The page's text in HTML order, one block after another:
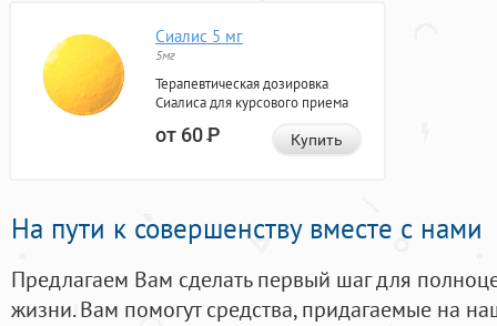
Сиалис 5 мг
5мг
Терапевтическая дозировка
Сиалиса для курсового приема
от 60Р Купить
На пути к совершенству вместе с нами
Предлагаем Вам сделать первый шаг для
жизни. Вам помогут средства, придагаемые на